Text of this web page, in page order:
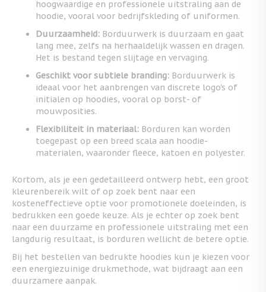
hoogwaardige en professionele uitstraling aan de
hoodie, vooral voor bedrijfskleding of uniformen.
Duurzaamheid: Borduurwerk is duurzaam en gaat
lang mee, zelfs na herhaaldelijk wassen en dragen.
Het is bestand tegen slijtage en vervaging.
Geschikt voor subtiele branding: Borduurwerk is
ideaal voor het aanbrengen van discrete logo's of
initialen op hoodies, vooral op borst- of
mouwposities.
Flexibiliteit in materiaal: Borduren kan worden
toegepast op een breed scala aan hoodie-
materialen, waaronder fleece, katoen en polyester.
Kortom, als je een gedetailleerd ontwerp hebt, een groot
kleurenbereik wilt of op zoek bent naar een
kosteneffectieve optie voor promotionele doeleinden, is
bedrukken een goede keuze. Als je echter op zoek bent
naar een duurzame en professionele uitstraling met een
langdurig resultaat, is borduren wellicht de betere optie.
Bij het bestellen van bedrukte hoodies kun je kiezen voor
een energiezuinige drukmethode, wat bijdraagt aan een
duurzamere aanpak.